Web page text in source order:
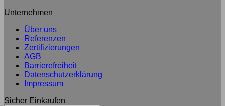
Unternehmen
Über uns
Referenzen
Zertifizierungen
AGB
Barrierefreiheit
Datenschutzerklärung
Impressum
Sicher Einkaufen